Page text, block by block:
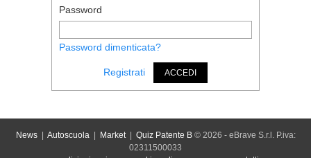
Password
Password dimenticata?
Registrati ACCEDI
News| Autoscuola| Market| Quiz Patente B© 2026 - eBrave S.r.l. P.iva:
02311500033